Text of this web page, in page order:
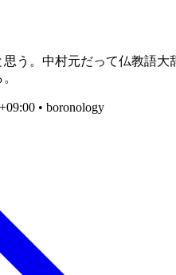
う。中村元だって仏教語大
• boronology